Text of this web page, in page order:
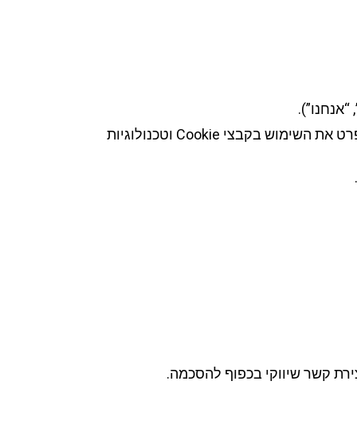
1.2. מדיניות זו מסבירה כיצד אנחנו אוספים, משתמשים, שומרים ומשתפים מידע אישי של גולשי האתר, ובפרט את השימוש בקבצי Cookie וטכנולוגיות
קשר שיווקי בכפוף להסכמה.